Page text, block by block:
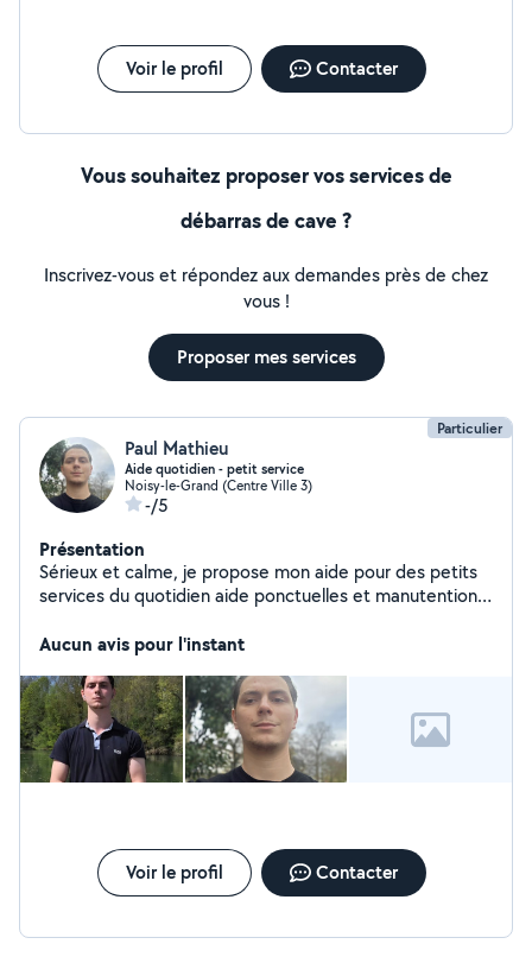
Voir le profil Contacter
Vous souhaitez proposer vos services de
débarras de cave ?
Inscrivez-vous et répondez aux demandes près de chez
vous !
Proposer mes services
Particulier
Paul Mathieu
Aide quotidien - petit service
Noisy-le-Grand (Centre Ville 3)
-/5
Présentation
Sérieux et calme, je propose mon aide pour des petits
services du quotidien aide ponctuelles et manutention
personnes. Sans véhicule.
Aucun avis pour l'instant
Voir le profil Contacter